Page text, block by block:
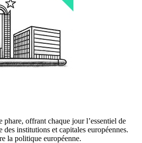
phare, offrant chaque jour l’essentiel de
des institutions et capitales européennes.
la politique européenne.